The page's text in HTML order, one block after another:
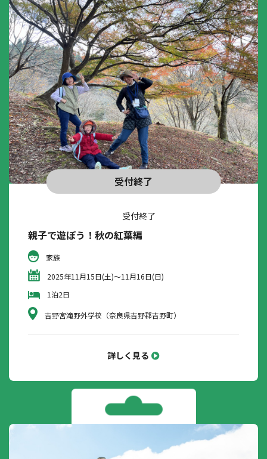
受付終了
受付終了
親子で遊ぼう！秋の紅葉編
家族
2025年11月15日(土)～11月16日(日)
1泊2日
吉野宮滝野外学校（奈良県吉野郡吉野町）
詳しく見る